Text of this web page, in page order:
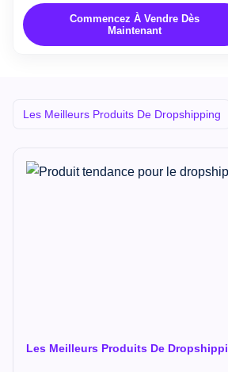
Commencez À Vendre Dès
Maintenant
Les Meilleurs Produits De Dropshipping
Les Meilleurs Produits De